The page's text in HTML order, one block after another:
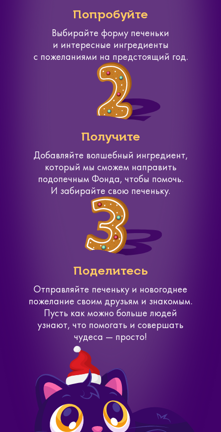
Попробуйте
Выбирайте форму печеньки
и интересные ингредиенты
с пожеланиями на предстоящий год.
Получите
Добавляйте волшебный ингредиент,
который мы сможем направить
подопечным Фонда, чтобы помочь.
И забирайте свою печеньку.
Поделитесь
Отправляйте печеньку и новогоднее
пожелание своим друзьям и знакомым.
Пусть как можно больше людей
узнают, что помогать и совершать
чудеса — просто!